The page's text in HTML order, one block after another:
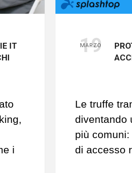
IT
i
19
MARZO
Le truffe
diventando
più comuni
di accesso